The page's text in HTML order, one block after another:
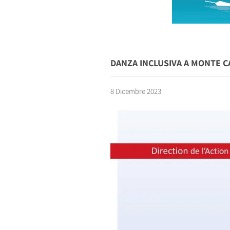
DANZA INCLUSIVA A MONTE
8 Dicembre 2023